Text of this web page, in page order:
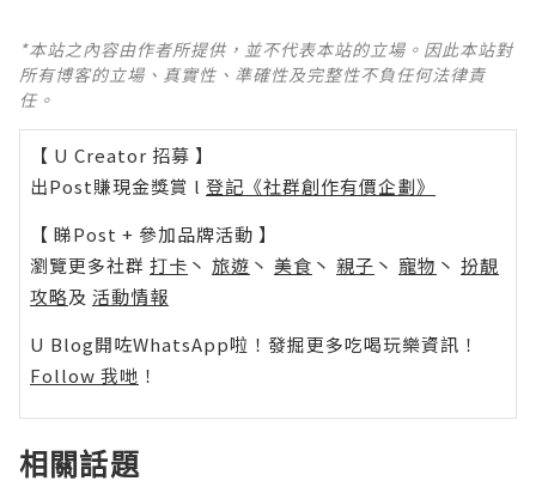
*本站之內容由作者所提供，並不代表本站的立場。因此本站對
所有博客的立場、真實性、準確性及完整性不負任何法律責
任。
【 U Creator 招募 】
出Post賺現金獎賞 l 登記《社群創作有價企劃》
【 睇Post + 參加品牌活動 】
瀏覽更多社群 打卡 丶 旅遊 丶 美食 丶 親子 丶 寵物 丶 扮靚
攻略及 活動情報
U Blog開咗WhatsApp啦！發掘更多吃喝玩樂資訊！
Follow 我哋 ！
相關話題